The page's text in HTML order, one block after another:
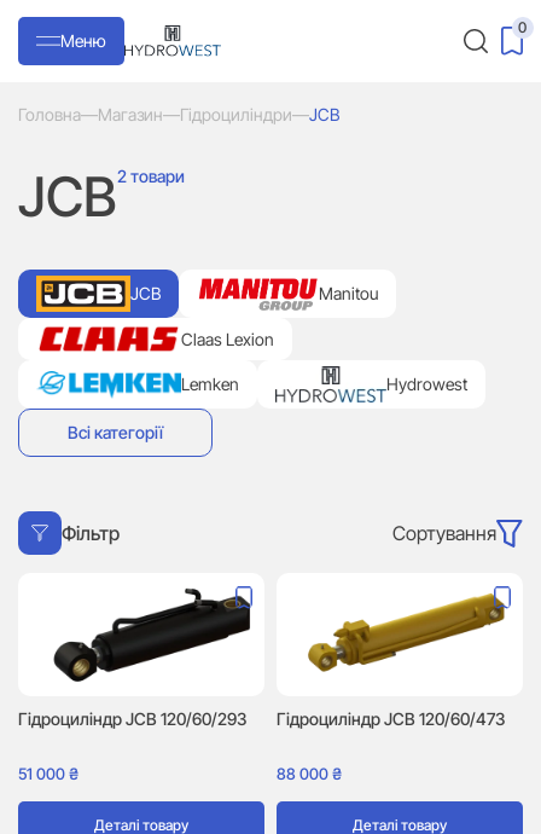
Меню
0
Головна—Магазин—Гідроциліндри—JCB
JCB2 товари
Manitou
JCB
Claas Lexion
Lemken Hydrowest
Всі категорії
Фільтр Сортування
Гідроциліндр JCB 120/60/293
51 000₴
Деталі товару
Гідроциліндр JCB 120/60/473
88 000₴
Деталі товару